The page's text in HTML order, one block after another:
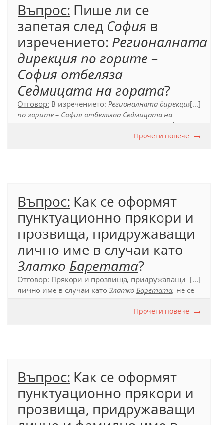
Въпрос: Пише ли се
запетая след София в
изречението: Регионалната
дирекция по горите –
София отбеляза
Седмицата на гората?
Отговор: В изречението: Регионалната дирекция
по горите – София отбелязва Седмицата на
София
като тирето в този случай се употребява за
[...]
Прочети повече
Въпрос: Как се оформят
пунктуационно прякори и
прозвища, придружаващи
лично име в случаи като
Златко Баретата?
Отговор: Прякори и прозвища, придружаващи
лично име в случаи като Златко Баретата, не се
и др.под.
[...]
Прочети повече
Въпрос: Как се оформят
пунктуационно прякори и
прозвища, придружаващи